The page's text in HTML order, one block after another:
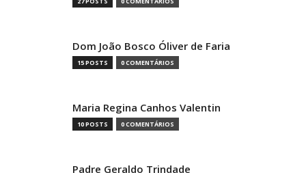
Dom João Bosco Óliver de Faria
15 POSTS 0 COMENTÁRIOS
Maria Regina Canhos Valentin
10 POSTS 0 COMENTÁRIOS
Padre Geraldo Trindade